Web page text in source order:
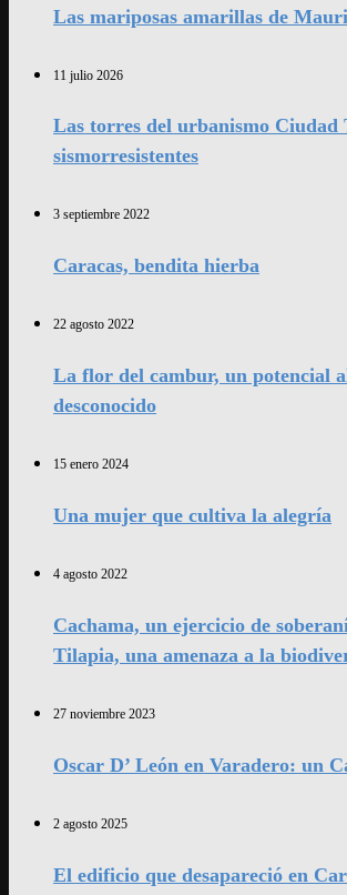
Las mariposas amarillas de
11 julio 2026
Las torres del urbanismo Ciudad
sismorresistentes
3 septiembre 2022
Caracas, bendita hierba
22 agosto 2022
La flor del cambur, un potencial
desconocido
15 enero 2024
Una mujer que cultiva la alegría
4 agosto 2022
Cachama, un ejercicio de
Tilapia, una amenaza a la
27 noviembre 2023
Oscar D’ León en Varadero: un
2 agosto 2025
El edificio que desapareció en